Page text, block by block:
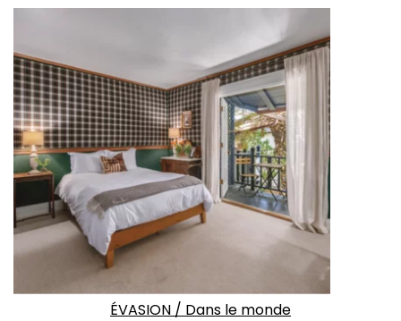
ÉVASION / Dans le monde